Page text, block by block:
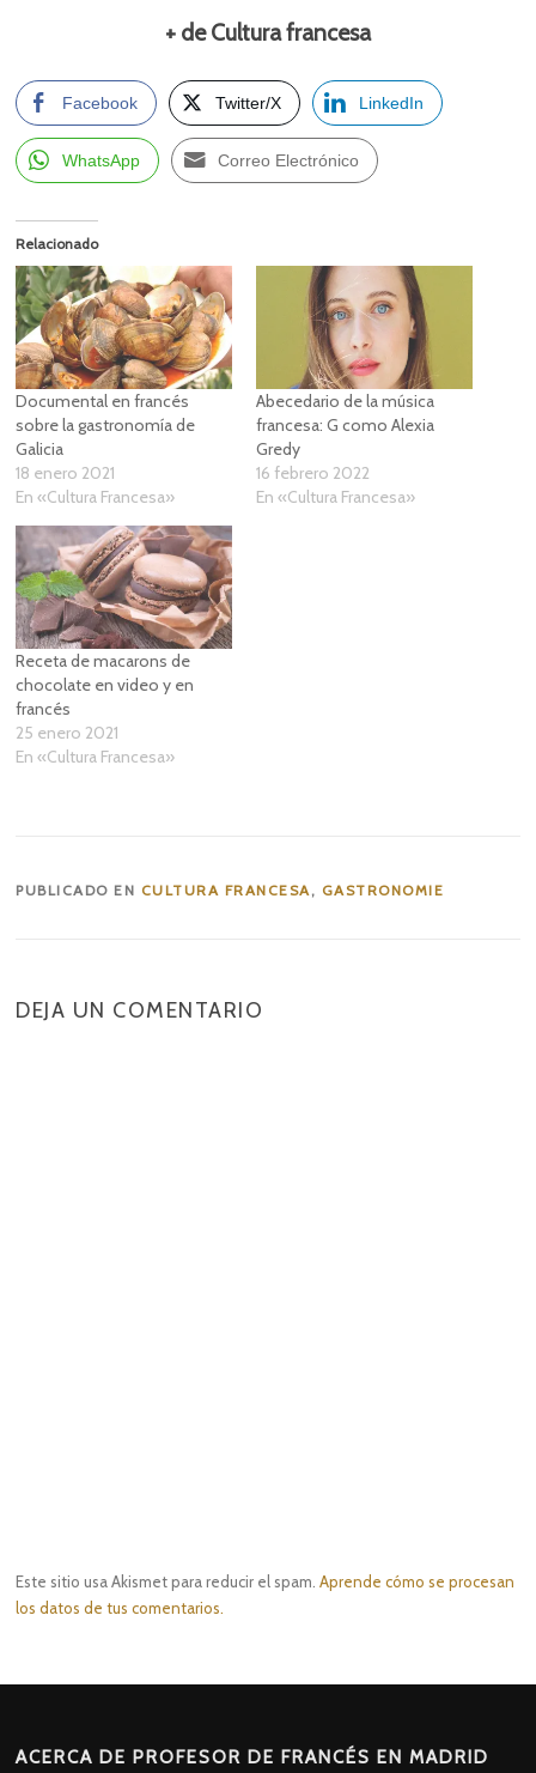
+ de Cultura francesa
Facebook Twitter/X LinkedIn
WhatsApp Correo Electrónico
Relacionado
Documental en francés
sobre la gastronomía de
Galicia
18 enero 2021
En «Cultura Francesa»
Abecedario de la música
francesa: G como Alexia
Gredy
16 febrero 2022
En «Cultura Francesa»
Receta de macarons de
chocolate en video y en
francés
25 enero 2021
En «Cultura Francesa»
PUBLICADO EN CULTURA FRANCESA, GASTRONOMIE
DEJA UN COMENTARIO
Este sitio usa Akismet para reducir el spam.Aprende cómo se procesan
los datos de tus comentarios.
ACERCA DE PROFESOR DE FRANCÉS EN MADRID